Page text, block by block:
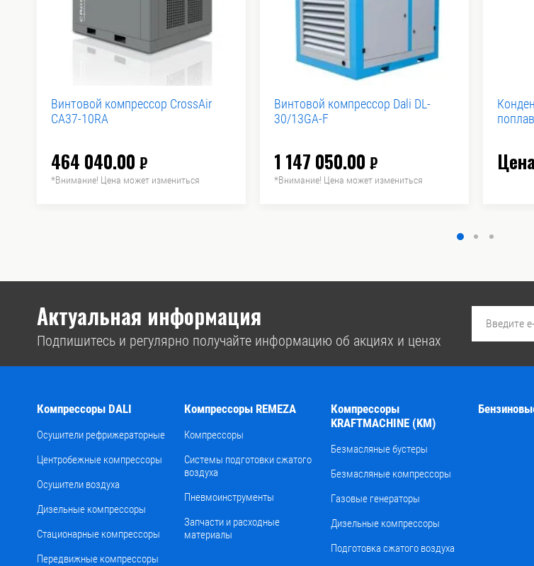
Винтовой компрессор CrossAir
CA37-10RA
464 040.00 ₽
*Внимание! Цена может измениться
Винтовой компрессор Dali DL-
30/13GA-F
1 147 050.00 ₽
*Внимание! Цена может измениться
Актуальная информация
Подпишитесь и регулярно получайте информацию об акциях и ценах
Компрессоры DALI
Осушители рефрижераторные
Центробежные компрессоры
Осушители воздуха
Дизельные компрессоры
Стационарные компрессоры
Передвижные компрессоры
Компрессоры REMEZA
Компрессоры
Системы подготовки сжатого
воздуха
Пневмоинструменты
Запчасти и расходные
материалы
Компрессоры
KRAFTMACHINE (KM)
Безмасляные бустеры
Безмасляные компрессоры
Газовые генераторы
Дизельные компрессоры
Подготовка сжатого воздуха